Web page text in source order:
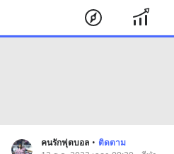
คนรักฟุตบอล • ติดตาม